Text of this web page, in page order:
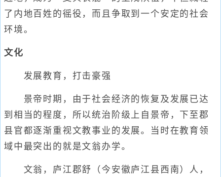
了内地百姓的徭役，而且争取到一个安定的社会
环境。
文化
发展教育，打击豪强
景帝时期，由于社会经济的恢复及发展已达
到相当的程度，所以统治阶级上自景帝，下至郡
县官都逐渐重视文教事业的发展。当时在教育领
域中最突出的就是文翁办学。
文翁，庐江郡舒（今安徽庐江县西南）人，